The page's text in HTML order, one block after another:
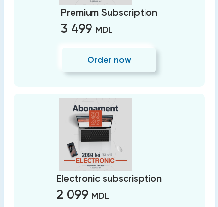
Premium Subscription
3 499 MDL
Order now
Electronic subscrisption
2 099 MDL